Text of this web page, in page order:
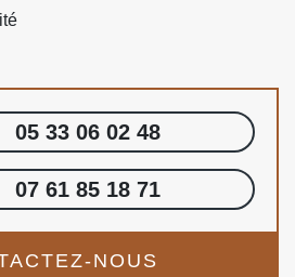
05 33 06 02 48
07 61 85 18 71
NOUS